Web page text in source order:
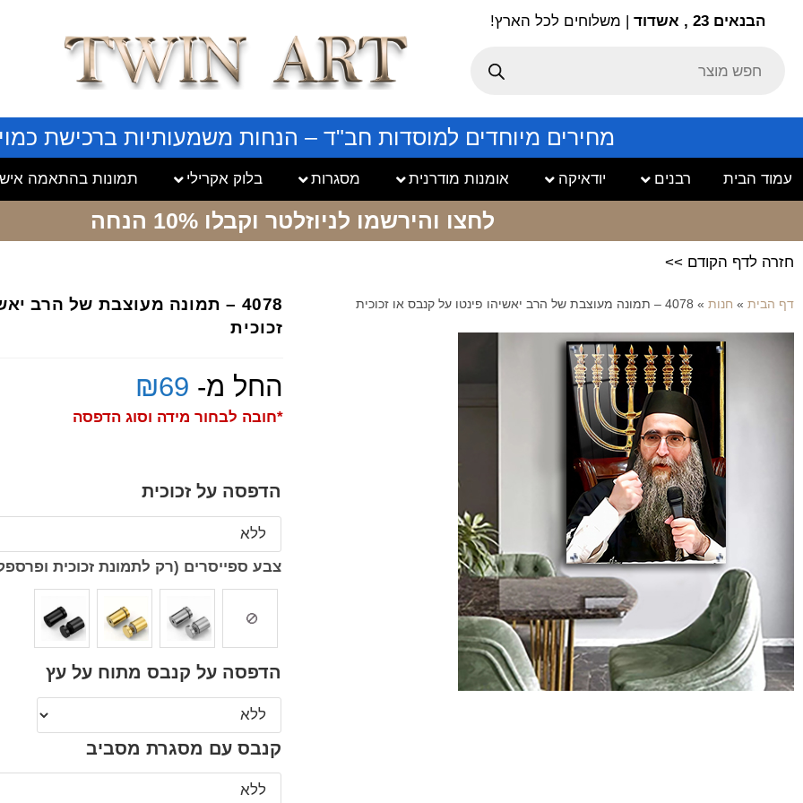
הבנאים 23 , אשדוד | משלוחים לכל הארץ!
מחירים מיוחדים למוסדות חב"ד – הנחות משמעותיות ברכישת
עמוד הבית רבנים יודאיקה אומנות מודרנית מסגרות בלוק אקרילי תמונות בהתאמה
לחצו והירשמו לניוזלטר וקבלו 10% הנחה
חזרה לדף הקודם >>
דף הבית » חנות » 4078 – תמונה מעוצבת של הרב יאשיהו פינטו על קנבס או זכוכית
4078 – תמונה מעוצבת של הרב
זכוכית
החל מ- ₪69
*חובה לבחור מידה וסוג הדפסה
הדפסה על זכוכית
צבע ספייסרים (רק לתמונת זכוכית
הדפסה על קנבס מתוח על עץ
קנבס עם מסגרת מסביב